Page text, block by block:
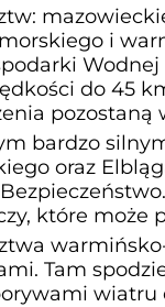
i
do 45
pozostaną
bardzo
oraz
które może
Tam